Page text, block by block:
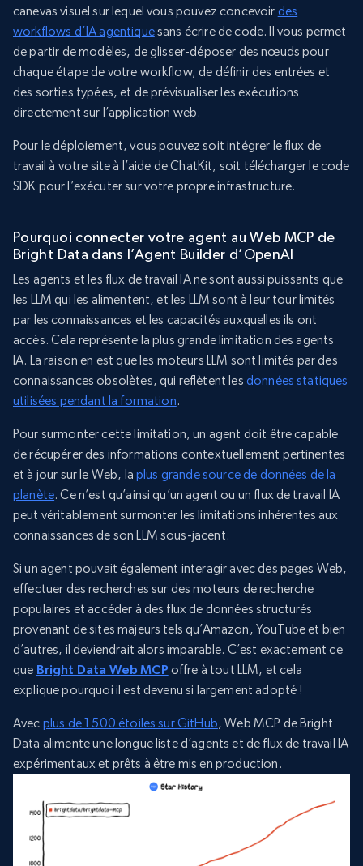
canevas visuel sur lequel vous pouvez concevoir des
workflows d’IA agentiquesans écrire de code. Il vous permet
de partir de modèles, de glisser-déposer des nœuds pour
chaque étape de votre workflow, de définir des entrées et
des sorties typées, et de prévisualiser les exécutions
directement sur l’application web.
Pour le déploiement, vous pouvez soit intégrer le flux de
travail à votre site à l’aide de ChatKit, soit télécharger le code
SDK pour l’exécuter sur votre propre infrastructure.
Pourquoi connecter votre agent au Web MCP de
Bright Data dans l’Agent Builder d’OpenAI
Les agents et les flux de travail IA ne sont aussi puissants que
les LLM qui les alimentent, et les LLM sont à leur tour limités
par les connaissances et les capacités auxquelles ils ont
accès. Cela représente la plus grande limitation des agents
IA. La raison en est que les moteurs LLM sont limités par des
connaissances obsolètes, qui reflètent les données statiques
utilisées pendant la formation.
Pour surmonter cette limitation, un agent doit être capable
de récupérer des informations contextuellement pertinentes
et à jour sur le Web, laplus grande source de données de la
planète. Ce n’est qu’ainsi qu’un agent ou un flux de travail IA
peut véritablement surmonter les limitations inhérentes aux
connaissances de son LLM sous-jacent.
Si un agent pouvait également interagir avec des pages Web,
effectuer des recherches sur des moteurs de recherche
populaires et accéder à des flux de données structurés
provenant de sites majeurs tels qu’Amazon, YouTube et bien
d’autres, il deviendrait alors imparable. C’est exactement ce
que Bright Data Web MCP offre à tout LLM, et cela
explique pourquoi il est devenu si largement adopté !
Avec plus de 1 500 étoiles sur GitHub, Web MCP de Bright
Data alimente une longue liste d’agents et de flux de travail IA
expérimentaux et prêts à être mis en production.